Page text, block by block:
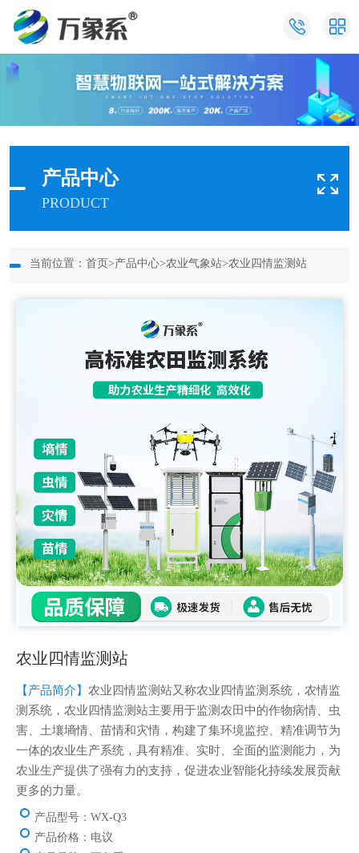
产品中心
PRODUCT
当前位置： 首页 >产品中心>农业气象站>农业四情监测站
农业四情监测站
【产品简介】 农业四情监测站又称农业四情监测系统，农情监
测系统，农业四情监测站主要用于监测农田中的作物病情、虫
害、土壤墒情、苗情和灾情，构建了集环境监控、精准调节为
一体的农业生产系统，具有精准、实时、全面的监测能力，为
农业生产提供了强有力的支持，促进农业智能化持续发展贡献
更多的力量。
产品型号：WX-Q3
产品价格：电议